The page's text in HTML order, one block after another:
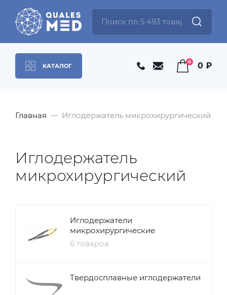
КАТАЛОГ
0 0 ₽
Главная Иглодержатель микрохирургический
Иглодержатель
микрохирургический
Иглодержатели
микрохирургические
6 товаров
Твердосплавные иглодержатели